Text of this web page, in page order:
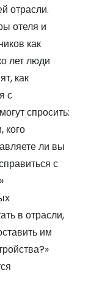
отрасли.
отеля и
как
лет люди
как
с
спросить:
кого
ли вы
с
в отрасли,
им